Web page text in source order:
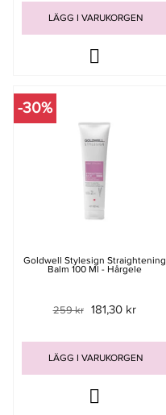
LÄGG I VARUKORGEN
-30%
Goldwell Stylesign Straightening
Balm 100 Ml - Hårgele
259 kr 181,30 kr
LÄGG I VARUKORGEN